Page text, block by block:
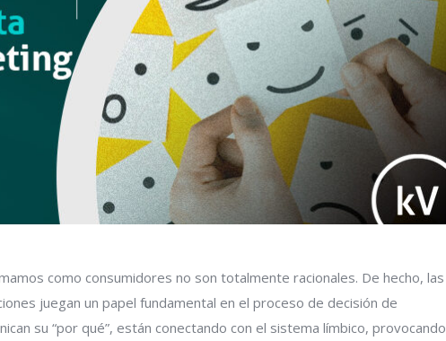
como consumidores no son totalmente racionales. De hecho, las
juegan un papel fundamental en el proceso de decisión de
su “por qué”, están conectando con el sistema límbico, provocando